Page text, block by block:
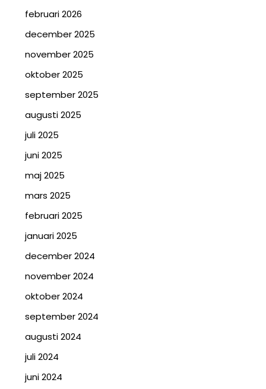
februari 2026
december 2025
november 2025
oktober 2025
september 2025
augusti 2025
juli 2025
juni 2025
maj 2025
mars 2025
februari 2025
januari 2025
december 2024
november 2024
oktober 2024
september 2024
augusti 2024
juli 2024
juni 2024